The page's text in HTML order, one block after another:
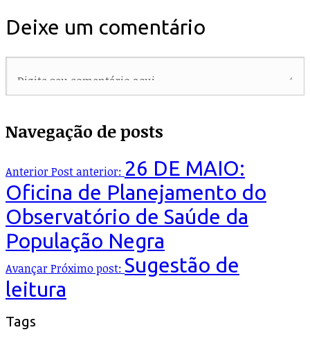
Deixe um comentário
Navegação de posts
AnteriorPost anterior: 26 DE MAIO:
Oficina de Planejamento do
Observatório de Saúde da
População Negra
AvançarPróximo post: Sugestão de
leitura
Tags